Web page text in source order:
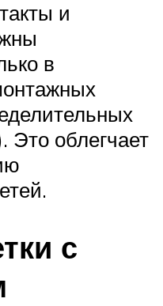
и
в
Это облегчает
с